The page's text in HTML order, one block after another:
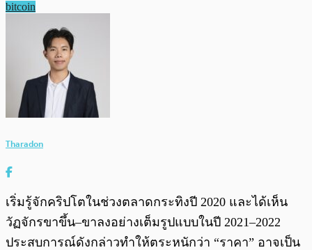
bitcoin
Tharadon
เริ่มรู้จักคริปโตในช่วงตลาดกระทิงปี 2020 และได้เห็น
วัฏจักรขาขึ้น–ขาลงอย่างเต็มรูปแบบในปี 2021–2022
ประสบการณ์ดังกล่าวทำให้ตระหนักว่า “ราคา” อาจเป็น